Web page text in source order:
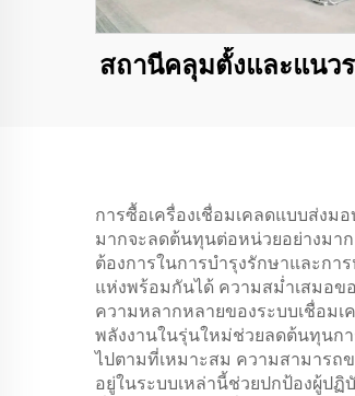
สถานีคลุมตั้งและแนว
การซื้อเครื่องเชื่อมเคลดแบบส่งม
มากจะลดต้นทุนต่อหน่วยอย่างมา
ต้องการในการบำรุงรักษาและก
แห่งพร้อมกันได้ ความสม่ำเสมอข
ความหลากหลายของระบบเชื่อมเ
พลังงานในรุ่นใหม่ช่วยลดต้นทุนก
ไปตามที่เหมาะสม ความสามารถ
อยู่ในระบบเหล่านี้ช่วยปกป้องผู้ป